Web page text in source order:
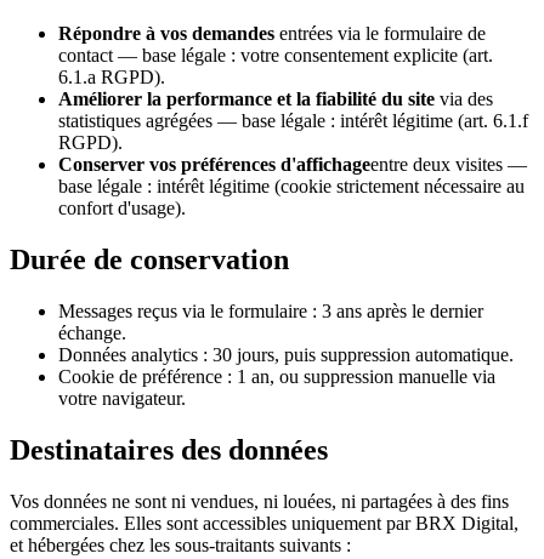
Répondre à vos demandes entrées via le formulaire de
contact — base légale : votre consentement explicite (art.
6.1.a RGPD).
Améliorer la performance et la fiabilité du site via des
statistiques agrégées — base légale : intérêt légitime (art. 6.1.f
RGPD).
Conserver vos préférences d'affichageentre deux visites —
base légale : intérêt légitime (cookie strictement nécessaire au
confort d'usage).
Durée de conservation
Messages reçus via le formulaire : 3 ans après le dernier
échange.
Données analytics : 30 jours, puis suppression automatique.
Cookie de préférence : 1 an, ou suppression manuelle via
votre navigateur.
Destinataires des données
Vos données ne sont ni vendues, ni louées, ni partagées à des fins
commerciales. Elles sont accessibles uniquement par BRX Digital,
et hébergées chez les sous-traitants suivants :